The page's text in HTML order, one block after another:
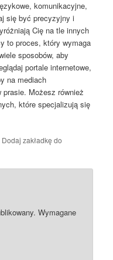
komunikacyjne,
się być precyzyjny i
Cię na tle innych
to proces, który wymaga
sposobów, aby
portale internetowe,
na mediach
prasie. Możesz również
które specjalizują się
Dodaj zakładkę do
Wymagane